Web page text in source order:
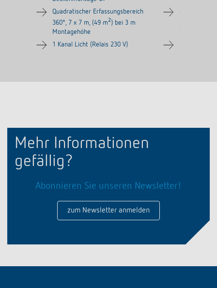
Quadratischer Erfassungsbereich
360°, 7 x 7 m, (49 m2) bei 3 m
Montagehöhe
1 Kanal Licht (Relais 230 V)
Mehr Informationen
gefällig?
Abonnieren Sie unseren Newsletter!
zum Newsletter anmelden